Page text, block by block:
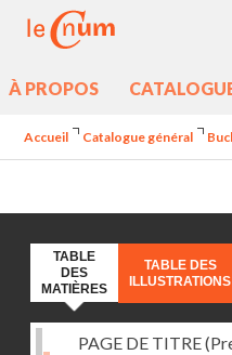
À PROPOS
Accueil Catalogue général
TABLE
DES
MATIÈRES
TABLE DES
ILLUSTRATIONS
PAGE DE TITRE